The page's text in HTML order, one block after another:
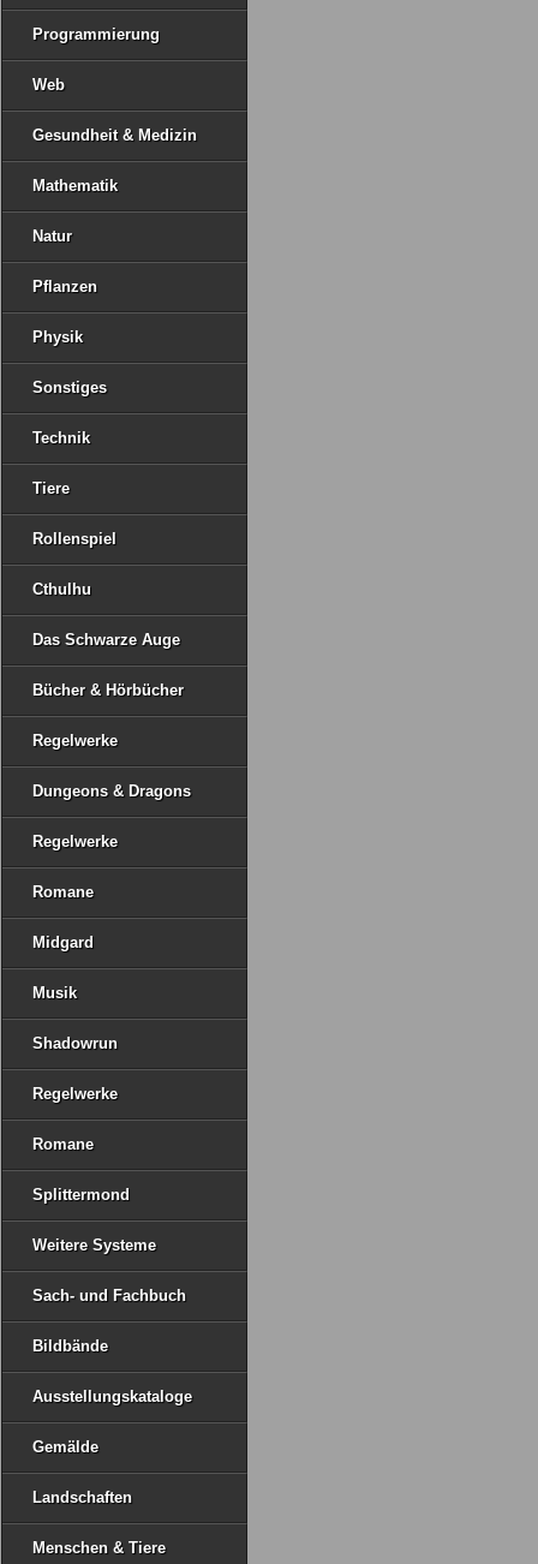
Programmierung
Web
Gesundheit & Medizin
Mathematik
Natur
Pflanzen
Physik
Sonstiges
Technik
Tiere
Rollenspiel
Cthulhu
Das Schwarze Auge
Bücher & Hörbücher
Regelwerke
Dungeons & Dragons
Regelwerke
Romane
Midgard
Musik
Shadowrun
Regelwerke
Romane
Splittermond
Weitere Systeme
Sach- und Fachbuch
Bildbände
Ausstellungskataloge
Gemälde
Landschaften
Menschen & Tiere